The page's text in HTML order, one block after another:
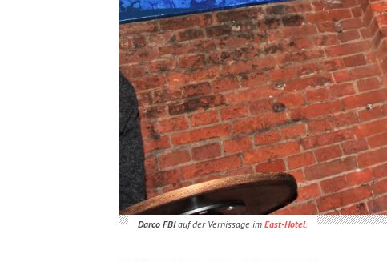
Darco FBIauf der Vernissage im East-Hotel.